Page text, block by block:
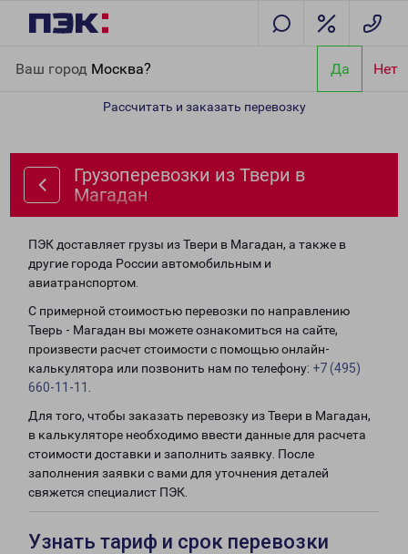
Ваш город Москва? Да Нет
Рассчитать и заказать перевозку
Грузоперевозки из Твери в
Магадан
ПЭК доставляет грузы из Твери в Магадан, а также в
другие города России автомобильным и
авиатранспортом.
С примерной стоимостью перевозки по направлению
Тверь - Магадан вы можете ознакомиться на сайте,
произвести расчет стоимости с помощью онлайн-
калькулятора или позвонить нам по телефону: +7 (495)
660-11-11
Для того, чтобы заказать перевозку из Твери в Магадан,
в калькуляторе необходимо ввести данные для расчета
стоимости доставки и заполнить заявку. После
заполнения заявки с вами для уточнения деталей
свяжется специалист ПЭК.
Узнать тариф и срок перевозки